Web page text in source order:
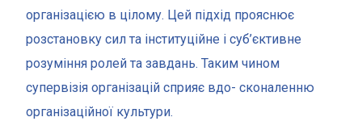
організацією в цілому. Цей підхід прояснює
розстановку сил та інституційне і суб’єктивне
розуміння ролей та завдань. Таким чином
супервізія організацій сприяє вдо- сконаленню
організаційної культури.